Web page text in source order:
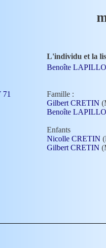
L'individu et la
71
Benoîte
Famille :
Gilbert CRETIN
Benoîte
Enfants
Nicolle CRETIN
Gilbert CRETIN